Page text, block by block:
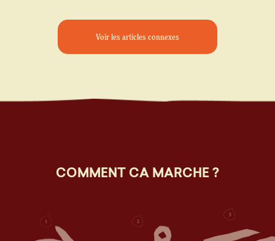
Voir les articles connexes
COMMENT CA MARCHE ?